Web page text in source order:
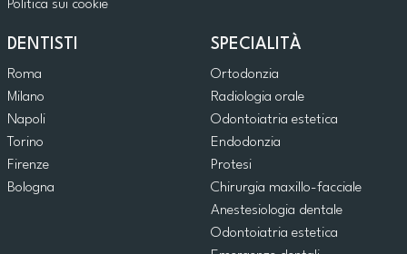
Politica sui cookie
DENTISTI
Roma
Milano
Napoli
Torino
Firenze
Bologna
SPECIALITÀ
Ortodonzia
Radiologia orale
Odontoiatria estetica
Endodonzia
Protesi
Chirurgia maxillo-facciale
Anestesiologia dentale
Odontoiatria estetica